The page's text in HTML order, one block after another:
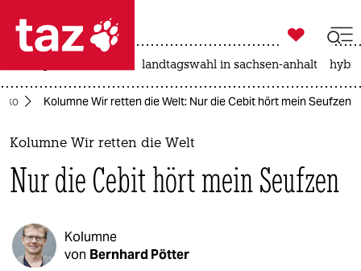
 taz zahl ich
taz zahl ich
themen
politik
öko
gesellschaft

taz zahl ich
landtagswahl in sachsen-anhalt
Kolumne Wir retten die Welt: Nur die Cebit hört mein Seufzen
Kolumne Wir retten die Welt
Nur die Cebit hört mein Seufzen
Kolumne
von Bernhard Pötter